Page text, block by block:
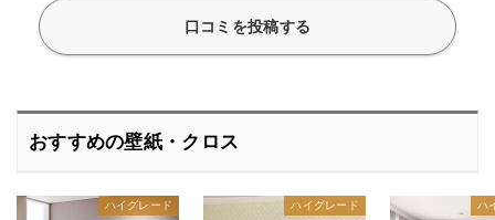
口コミを投稿する
おすすめの壁紙・クロス
ハイグレード ハイグレード ハ